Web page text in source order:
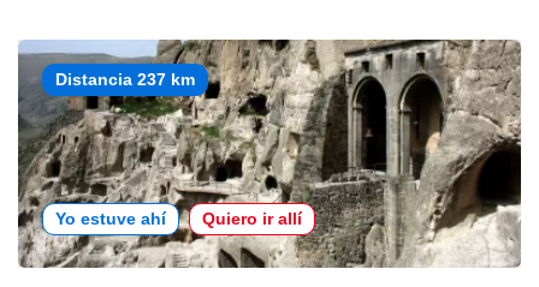
Distancia 237 km
Yo estuve ahí Quiero ir allí